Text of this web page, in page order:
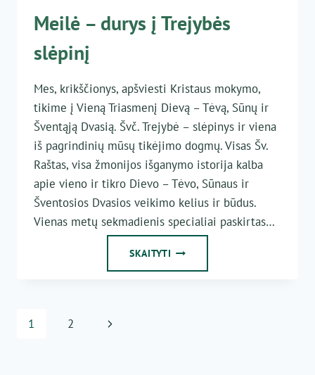
Meilė – durys į Trejybės
slėpinį
Mes, krikščionys, apšviesti Kristaus mokymo,
tikime į Vieną Triasmenį Dievą – Tėvą, Sūnų ir
Šventąją Dvasią. Švč. Trejybė – slėpinys ir viena
iš pagrindinių mūsų tikėjimo dogmų. Visas Šv.
Raštas, visa žmonijos išganymo istorija kalba
apie vieno ir tikro Dievo – Tėvo, Sūnaus ir
Šventosios Dvasios veikimo kelius ir būdus.
Vienas metų sekmadienis specialiai paskirtas…
SKAITYTI MEILĖ
Page
1 2
Next